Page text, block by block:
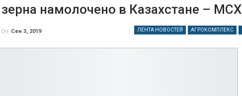
намолочено в Казахстане – МСХ
ЛЕНТА НОВОСТЕЙ АГРОКОМПЛЕКС
On Сен 3, 2019